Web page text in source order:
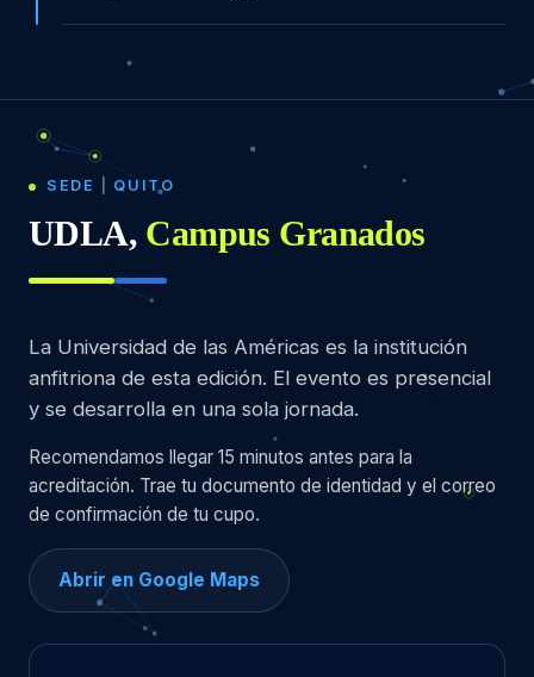
SEDE QUITO
UDLA, Campus Granados
La Universidad de las Américas es la institución
anfitriona de esta edición. El evento es presencial
y se desarrolla en una sola jornada.
Recomendamos llegar 15 minutos antes para la
acreditación. Trae tu documento de identidad y el correo
de confirmación de tu cupo.
Abrir en Google Maps